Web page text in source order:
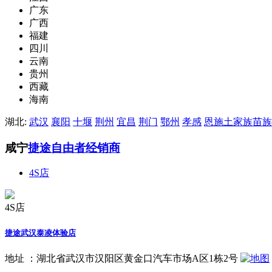
广东
广西
福建
四川
云南
贵州
西藏
海南
湖北: 武汉 襄阳 十堰 荆州 宜昌 荆门 鄂州 孝感 恩施土家族苗
咸宁捷途自由者经销商
4S店
4S店
捷途武汉泰凌体验店
地址 ： 湖北省武汉市汉阳区黄金口汽车市场A区1栋2号